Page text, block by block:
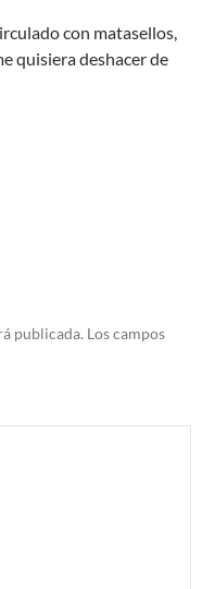
con matasellos,
quisiera deshacer de
publicada. Los campos